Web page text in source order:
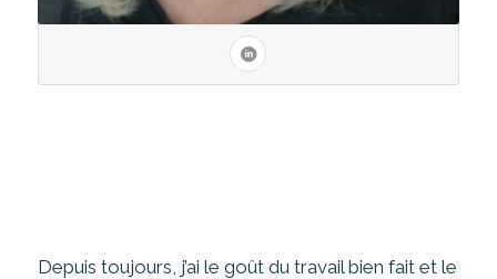
Depuis toujours, j’ai le goût du travail bien fait et le